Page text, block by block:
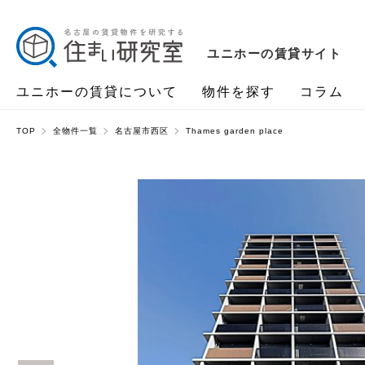
ユニホーの賃貸サイト
ユニホーの賃貸について 物件を探す コラム
TOP 全物件一覧 名古屋市西区 Thames garden place